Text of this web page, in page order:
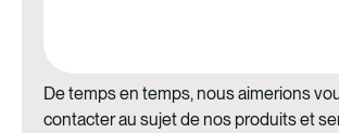
De temps en temps, nous aimerions
contacter au sujet de nos produits et